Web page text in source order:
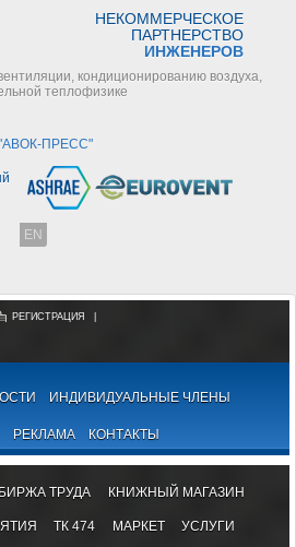
НЕКОММЕРЧЕСКОЕ
ПАРТНЕРСТВО
ИНЖЕНЕРОВ
кондиционированию воздуха,
теплофизике
ПРЕСС"
EN
РЕГИСТРАЦИЯ
ИНДИВИДУАЛЬНЫЕ ЧЛЕНЫ
РЕКЛАМА КОНТАКТЫ
БИРЖА ТРУДА КНИЖНЫЙ МАГАЗИН
ТК 474 МАРКЕТ УСЛУГИ